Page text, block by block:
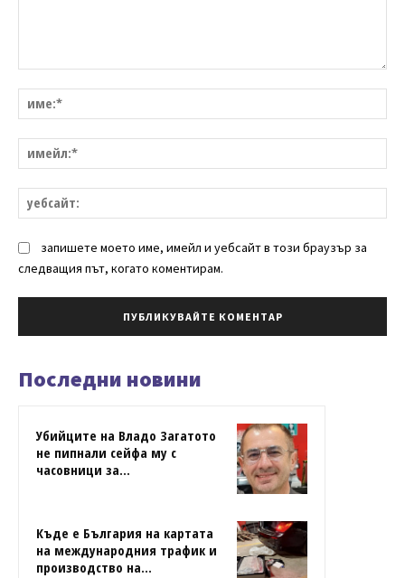
запишете моето име, имейл и уебсайт в този браузър за
следващия път, когато коментирам.
Последни новини
Убийците на Владо Загатото
не пипнали сейфа му с
часовници за...
Къде е България на картата
на международния трафик и
производство на...